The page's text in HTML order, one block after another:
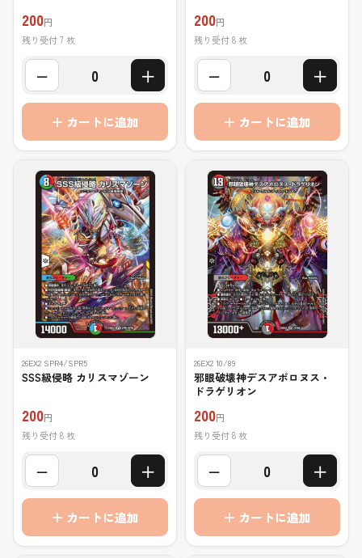
200円
残り受付 7 枚
− 0 ＋
＋ カートに追加
200円
残り受付 8 枚
− 0 ＋
＋ カートに追加
26EX2 SPR4/SPR5
SSS級侵略 カリスマゾーン
200円
残り受付 8 枚
− 0 ＋
＋ カートに追加
26EX2 10/89
邪眼破壊神デスアポロヌス・
ドラゲリオン
200円
残り受付 8 枚
− 0 ＋
＋ カートに追加